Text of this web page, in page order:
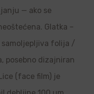
— ako se
Glatka –
samoljepljiva folija /
posebno dizajniran
(face film) je